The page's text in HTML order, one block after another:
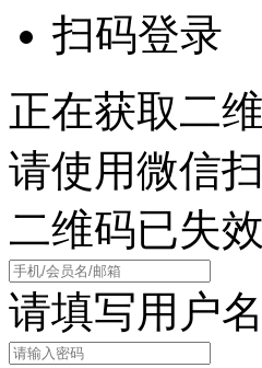
扫码登录
正在获取二
请使用微信
二维码已失
请填写用户名